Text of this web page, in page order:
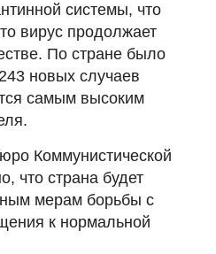
системы, что
вирус продолжает
По стране было
новых случаев
самым высоким
Коммунистической
что страна будет
мерам борьбы с
к нормальной